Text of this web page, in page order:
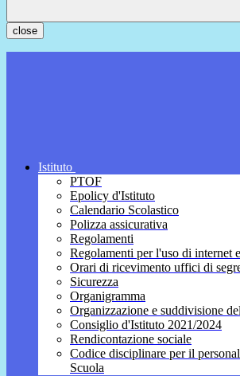
close
Istituto
PTOF
Epolicy d'Istituto
Calendario Scolastico
Polizza assicurativa
Regolamenti
Regolamenti per l'uso di internet
Orari di ricevimento uffici di
Sicurezza
Organigramma
Organizzazione e suddivisione
Consiglio d'Istituto 2021/2024
Rendicontazione sociale
Codice disciplinare per il
Scuola